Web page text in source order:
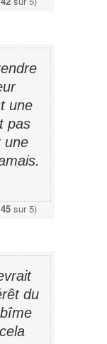
une
pas
une
sur 5)
du